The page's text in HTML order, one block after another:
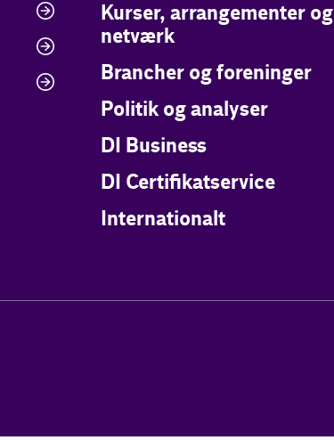
Kurser, arrangementer og
netværk
Brancher og foreninger
Politik og analyser
DI Business
DI Certifikatservice
Internationalt